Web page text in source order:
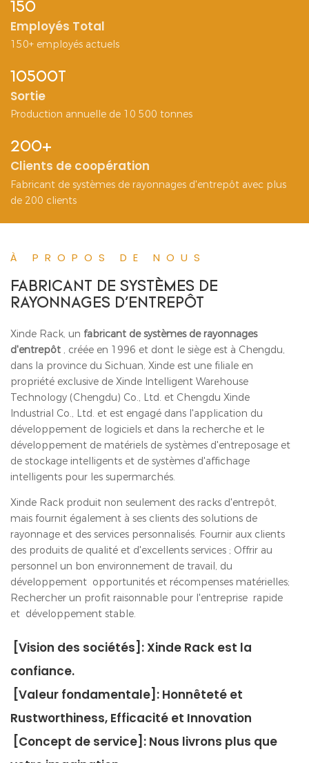
150
Employés Total
150+ employés actuels
10500T
Sortie
Production annuelle de 10 500 tonnes
200+
Clients de coopération
Fabricant de systèmes de rayonnages d'entrepôt avec plus
de 200 clients
À PROPOS DE NOUS
FABRICANT DE SYSTÈMES DE
RAYONNAGES D'ENTREPÔT
Xinde Rack, un fabricant de systèmes de rayonnages
d'entrepôt , créée en 1996 et dont le siège est à Chengdu,
dans la province du Sichuan, Xinde est une filiale en
propriété exclusive de Xinde Intelligent Warehouse
Technology (Chengdu) Co., Ltd. et Chengdu Xinde
Industrial Co., Ltd. et est engagé dans l'application du
développement de logiciels et dans la recherche et le
développement de matériels de systèmes d'entreposage et
de stockage intelligents et de systèmes d'affichage
intelligents pour les supermarchés.
Xinde Rack produit non seulement des racks d'entrepôt,
mais fournit également à ses clients des solutions de
rayonnage et des services personnalisés. Fournir aux clients
des produits de qualité et d'excellents services ; Offrir au
personnel un bon environnement de travail, du
développement opportunités et récompenses matérielles;
Rechercher un profit raisonnable pour l'entreprise rapide
et développement stable.
[Vision des sociétés]: Xinde Rack est la
confiance.
[Valeur fondamentale]: Honnêteté et
Rustworthiness, Efficacité et Innovation
[Concept de service]: Nous livrons plus que